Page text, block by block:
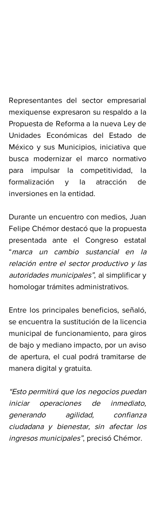
Representantes del sector empresarial
mexiquense expresaron su respaldo a la
Propuesta de Reforma a la nueva Ley de
Unidades Económicas del Estado de
México y sus Municipios, iniciativa que
busca modernizar el marco normativo
para impulsar la competitividad, la
formalización y la atracción de
inversiones en la entidad.
Durante un encuentro con medios, Juan
Felipe Chémor destacó que la propuesta
presentada ante el Congreso estatal
“marca un cambio sustancial en la
relación entre el sector productivo y las
autoridades municipales”, al simplificar y
homologar trámites administrativos.
Entre los principales beneficios, señaló,
se encuentra la sustitución de la licencia
municipal de funcionamiento, para giros
de bajo y mediano impacto, por un aviso
de apertura, el cual podrá tramitarse de
manera digital y gratuita.
“Esto permitirá que los negocios puedan
iniciar operaciones de inmediato,
generando agilidad, confianza
ciudadana y bienestar, sin afectar los
ingresos municipales”, precisó Chémor.